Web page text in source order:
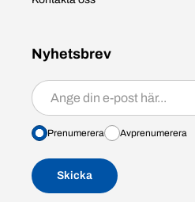
Nyhetsbrev
Prenumerera/avprenumerera
Prenumerera Avprenumerera
Skicka